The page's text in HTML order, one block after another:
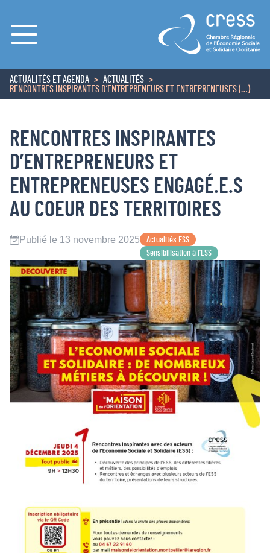
Menu
ACCUEIL
ACTUALITÉS ET AGENDA
ACTUALITÉS
RENCONTRES INSPIRANTES D’ENTREPRENEURS ET ENTREPRENEUSES (…)
RENCONTRES INSPIRANTES
D’ENTREPRENEURS ET
ENTREPRENEUSES ENGAGÉ.E.S
AU COEUR DES TERRITOIRES
Publié le 13 novembre 2025
Actualités ESS
Sensibilisation à l’ESS